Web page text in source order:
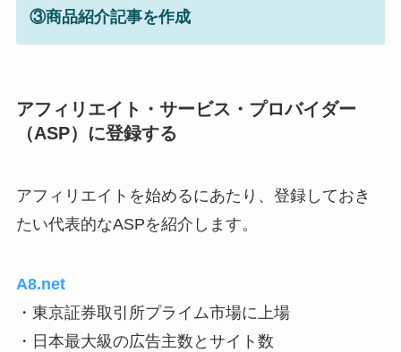
③商品紹介記事を作成
アフィリエイト・サービス・プロバイダー
（ASP）に登録する
アフィリエイトを始めるにあたり、登録しておき
たい代表的なASPを紹介します。
A8.net
・東京証券取引所プライム市場に上場
・日本最大級の広告主数とサイト数